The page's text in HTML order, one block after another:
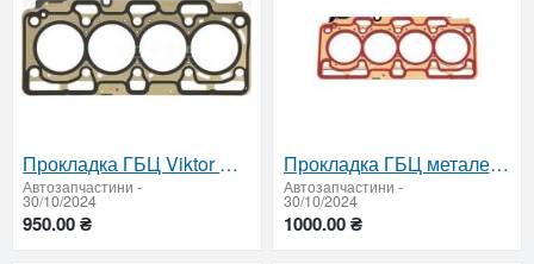
Прокладка ГБЦ Viktor Reinz K9K
Автозапчастини -
30/10/2024
950.00 ₴
Прокладка ГБЦ металева Elring K9K 688.412
Автозапчастини -
30/10/2024
1000.00 ₴